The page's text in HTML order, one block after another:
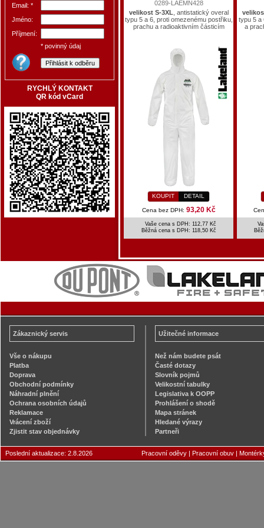
Email: *
Jméno:
Příjmení:
* povinný údaj
RYCHLÝ KONTAKT
QR kód vCard
0289-LAEMN428
velikost S-3XL , antistatický overal
typu 5 a 6, proti omezenému postřiku,
prachu a radioaktivním částicím
KOUPIT DETAIL
Cena bez DPH: 93,20 Kč
Vaše cena s DPH: 112,77 Kč
Běžná cena s DPH: 118,50 Kč
typu 5 a
a
Zákaznický servis
Vše o nákupu
Platba
Doprava
Obchodní podmínky
Náhradní plnění
Ochrana osobních údajů
Reklamace
Vrácení zboží
Zjistit stav objednávky
Užitečné informace
Než nám budete psát
Časté dotazy
Slovník pojmů
Velikostní tabulky
Legislativa k OOPP
Prohlášení o shodě
Mapa stránek
Hledané výrazy
Partneři
Poslední aktualizace: 2.8.2026 Pracovní oděvy | Pracovní obuv |